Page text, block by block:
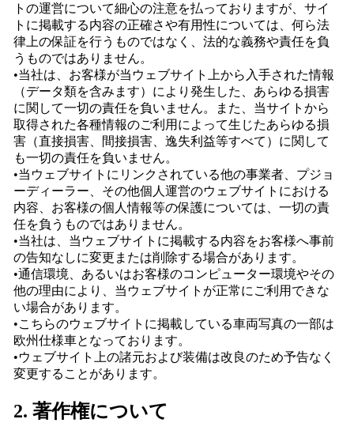
トの運営について細心の注意を払っておりますが、サイ
トに掲載する内容の正確さや有用性については、何ら法
律上の保証を行うものではなく、法的な義務や責任を負
うものではありません。
•当社は、お客様が当ウェブサイト上から入手された情報
（データ類を含みます）により発生した、あらゆる損害
に関して一切の責任を負いません。また、当サイトから
取得された各種情報のご利用によって生じたあらゆる損
害（直接損害、間接損害、逸失利益等すべて）に関して
も一切の責任を負いません。
•当ウェブサイトにリンクされている他の事業者、プジョ
ーディーラー、その他個人運営のウェブサイトにおける
内容、お客様の個人情報等の保護については、一切の責
任を負うものではありません。
•当社は、当ウェブサイトに掲載する内容をお客様へ事前
の告知なしに変更または削除する場合があります。
•通信環境、あるいはお客様のコンピューター環境やその
他の理由により、当ウェブサイトが正常にご利用できな
い場合があります。
•こちらのウェブサイトに掲載している車両写真の一部は
欧州仕様車となっております。
•ウェブサイト上の諸元および装備は改良のため予告なく
変更することがあります。
2. 著作権について